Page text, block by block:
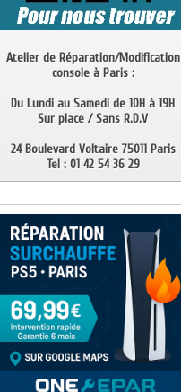
Atelier de Réparation/Modification
console à Paris :
Du Lundi au Samedi de 10H à 19H
Sur place / Sans R.D.V
24 Boulevard Voltaire 75011 Paris
Tel : 01 42 54 36 29